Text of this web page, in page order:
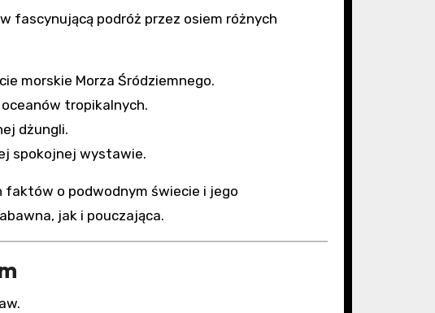
fascynującą podróż przez osiem różnych
morskie Morza Śródziemnego.
tropikalnych.
dżungli.
spokojnej wystawie.
faktów o podwodnym świecie i jego
jak i pouczająca.